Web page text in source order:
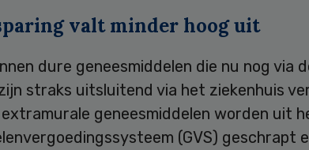
valt minder hoog uit
dure geneesmiddelen die nu nog via
straks uitsluitend via het ziekenhuis
geneesmiddelen worden uit
(GVS) geschrapt